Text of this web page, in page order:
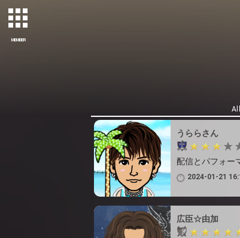
MEMBER
All
うららさん
配信とパフォー
2024-01-21
広臣☆由加